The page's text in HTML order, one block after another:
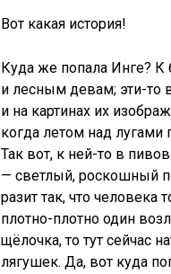
Вот какая история!
Куда же попала Инге? К
и лесным девам; эти-то
и на картинах их
когда летом над лугами
Так вот, к ней-то в
— светлый, роскошный
разит так, что человека
плотно-плотно один
щёлочка, то тут
лягушек. Да, вот куда